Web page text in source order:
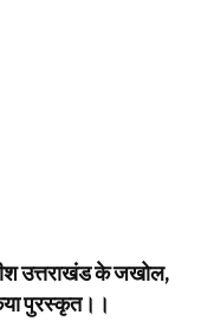
उत्तराखंड के जखोल,
पुरस्कृत।।